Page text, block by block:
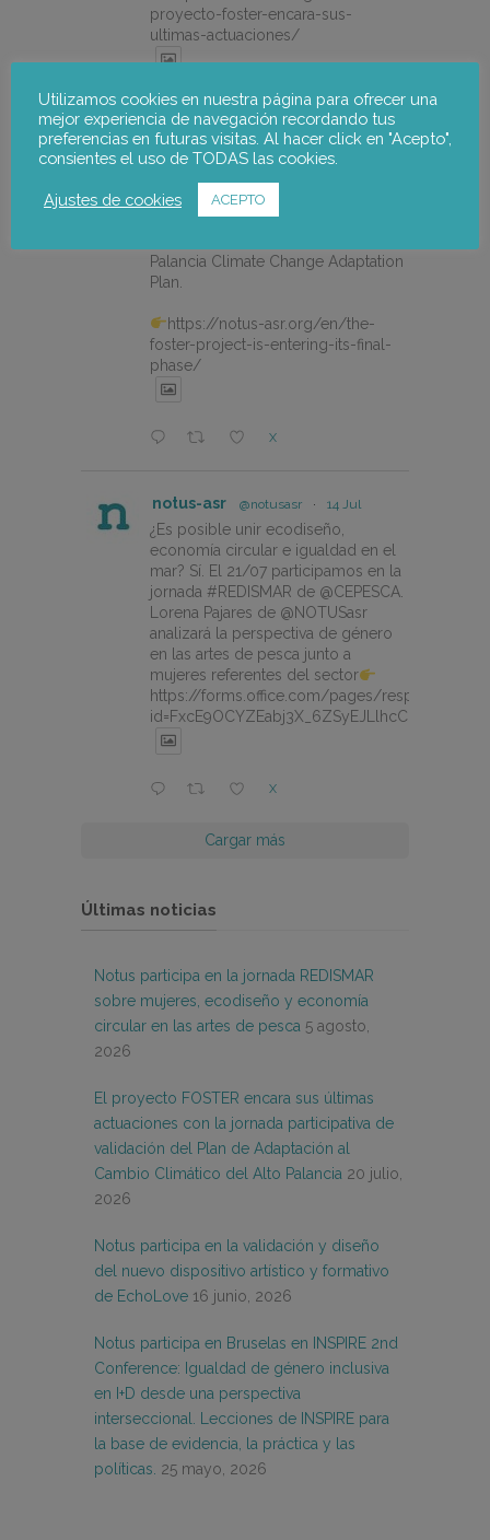
proyecto-foster-encara-sus-
ultimas-actuaciones/
X
The FOSTER project is entering
its final phase with a participatory
Palancia Climate Change Adaptation
Plan.
https://notus-asr.org/en/the-
foster-project-is-entering-its-final-
phase/
X
notus-asr @notusasr · 14 Jul
¿Es posible unir ecodiseño,
economía circular e igualdad en el
mar? Sí. El 21/07 participamos en la
jornada #REDISMAR de @CEPESCA.
Lorena Pajares de @NOTUSasr
analizará la perspectiva de género
en las artes de pesca junto a
mujeres referentes del sector
https://forms.office.com/pages/
X
Cargar más
Últimas noticias
Notus participa en la jornada REDISMAR
sobre mujeres, ecodiseño y economía
circular en las artes de pesca 5 agosto,
2026
El proyecto FOSTER encara sus últimas
actuaciones con la jornada participativa de
validación del Plan de Adaptación al
Cambio Climático del Alto Palancia 20 julio,
2026
Notus participa en la validación y diseño
del nuevo dispositivo artístico y formativo
de EchoLove 16 junio, 2026
Notus participa en Bruselas en INSPIRE 2nd
Conference: Igualdad de género inclusiva
en I+D desde una perspectiva
interseccional. Lecciones de INSPIRE para
la base de evidencia, la práctica y las
políticas. 25 mayo, 2026
Utilizamos cookies en nuestra página para ofrecer una
mejor experiencia de navegación recordando tus
preferencias en futuras visitas. Al hacer click en "Acepto",
consientes el uso de TODAS las cookies.
Ajustes de cookies ACEPTO